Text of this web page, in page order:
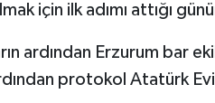
için ilk adımı attığı
ardından Erzurum bar
protokol Atatürk